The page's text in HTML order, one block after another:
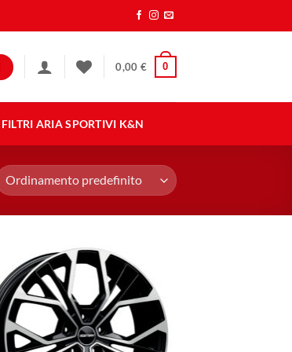
0,00 € 0
FILTRI ARIA SPORTIVI K&N
Aggiungi
alla lista
dei
desideri